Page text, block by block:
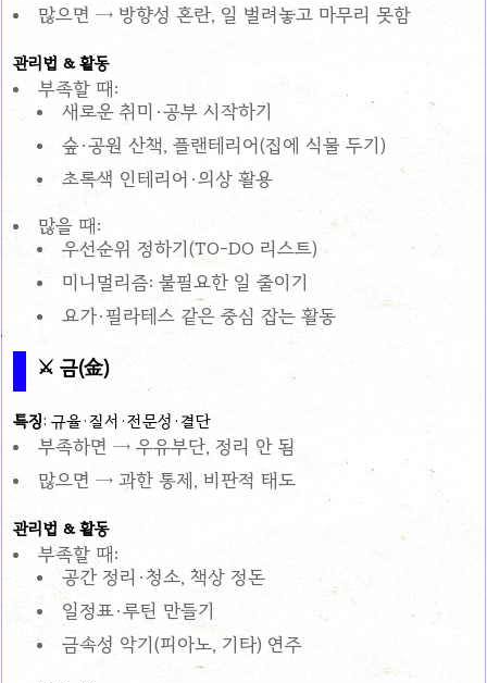
많으면 → 방향성 혼란, 일 벌려놓고 마무리 못함
관리법 & 활동
부족할 때:
새로운 취미·공부 시작하기
숲·공원 산책, 플랜테리어(집에 식물 두기)
초록색 인테리어·의상 활용
많을 때:
우선순위 정하기(TO-DO 리스트)
미니멀리즘: 불필요한 일 줄이기
요가·필라테스 같은 중심 잡는 활동
⚔ 금(金)
특징: 규율·질서·전문성·결단
부족하면 → 우유부단, 정리 안 됨
많으면 → 과한 통제, 비판적 태도
관리법 & 활동
부족할 때:
공간 정리·청소, 책상 정돈
일정표·루틴 만들기
금속성 악기(피아노, 기타) 연주